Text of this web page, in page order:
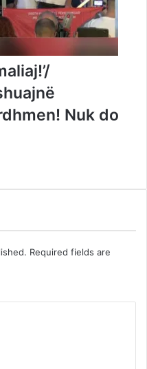
Nuk do
Required fields are